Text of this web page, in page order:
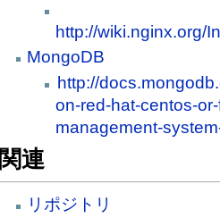
http://wiki.nginx.org/
MongoDB
http://
on-red-hat-centos-
management-
関連
リポジトリ